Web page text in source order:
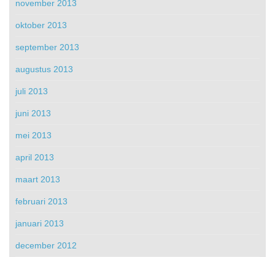
november 2013
oktober 2013
september 2013
augustus 2013
juli 2013
juni 2013
mei 2013
april 2013
maart 2013
februari 2013
januari 2013
december 2012